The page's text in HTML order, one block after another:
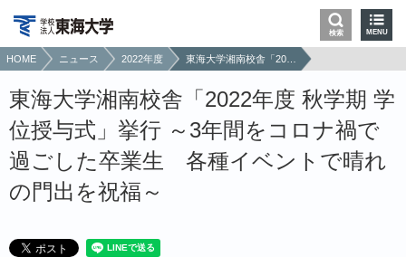
検索 MENU
HOME ニュース 2022年度
東海大学湘南校舎「2022年度 秋学期 学
位授与式」挙行 ～3年間をコロナ禍で
過ごした卒業生 各種イベントで晴れ
の門出を祝福～